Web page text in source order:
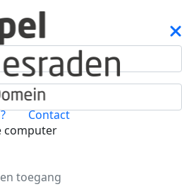
computer
Contact
toegang